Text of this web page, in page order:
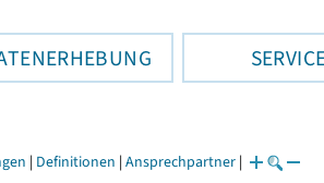
| Definitionen | Ansprechpartner |